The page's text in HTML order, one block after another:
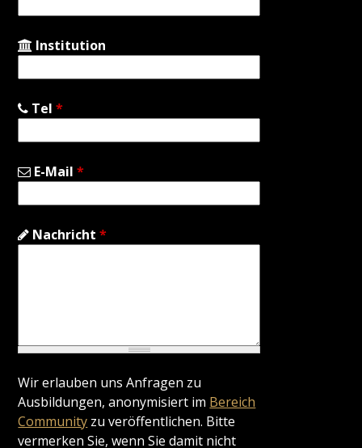
Institution
Tel*
E-Mail*
Nachricht*
Wir erlauben uns Anfragen zu
Ausbildungen, anonymisiert im Bereich
Community zu veröffentlichen. Bitte
vermerken Sie, wenn Sie damit nicht